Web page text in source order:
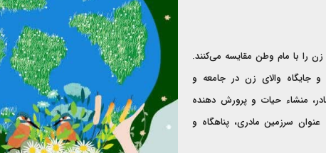
را با مام وطن مقایسه می‌کنند.
جایگاه والای زن در جامعه و
منشاء حیات و پرورش دهنده
سرزمین مادری، پناهگاه و